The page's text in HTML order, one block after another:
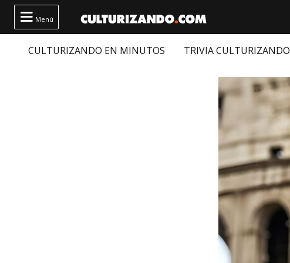
 Menú
CULTURIZANDO EN MINUTOS TRIVIA CULTURIZANDO